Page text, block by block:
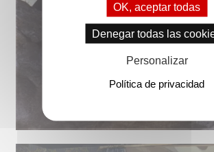
OK, aceptar todas
Denegar todas las
Personalizar
Política de privacidad